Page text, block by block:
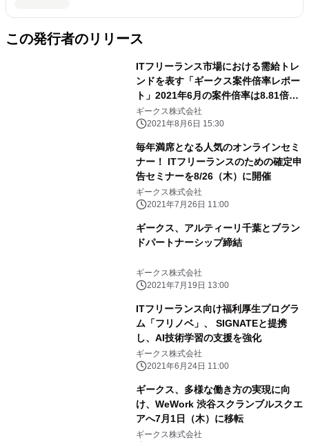
この発行者のリリース
ITフリーランス市場における需給トレ
ンドを表す「ギークス案件倍率レポー
ト」2021年6月の案件倍率は8.81倍、
前年同月比で3.73ポイント上昇
ギークス株式会社
2021年8月6日 15:30
毎年満席となる人気のオンラインセミ
ナー！ ITフリーランスのための確定申
告セミナーを8/26（木）に開催
ギークス株式会社
2021年7月26日 11:00
ギークス、アルティーリ千葉とブラン
ドパートナーシップ締結
ギークス株式会社
2021年7月19日 13:00
ITフリーランス向け福利厚生プログラ
ム「フリノベ」、 SIGNATEと提携
し、AI技術学習の支援を強化
ギークス株式会社
2021年6月24日 11:00
ギークス、多様な働き方の実現に向
け、WeWork 渋谷スクランブルスクエ
アへ7月1日（木）に移転
ギークス株式会社